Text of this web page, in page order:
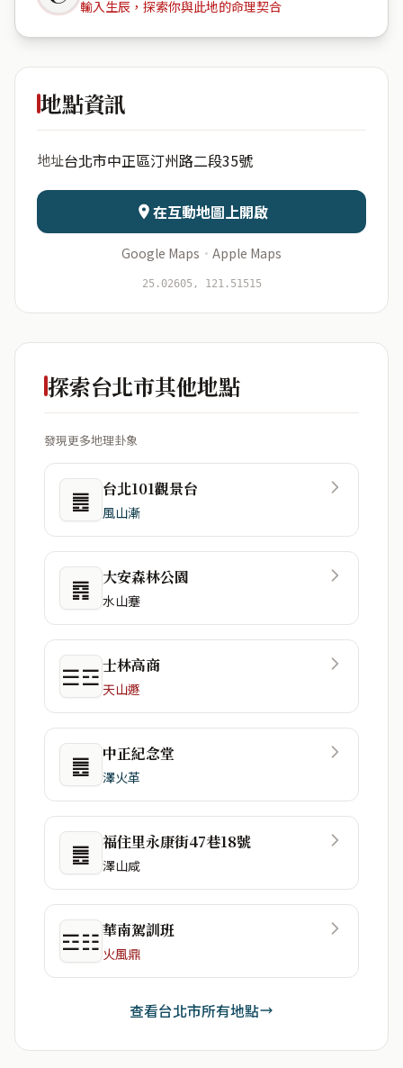
輸入生辰，探索你與此地的命理契合
力麒麒御
日期 出生時辰
資料僅用於即時分析，不會儲存於伺服器
地點資訊
地址台北市中正區汀州路二段35號
在互動地圖上開啟
Google Maps · Apple Maps
25.02605, 121.51515
探索台北市其他地點
發現更多地理卦象
䷌ 台北101觀景台
風山漸
䷴ 大安森林公園
水山蹇
☰☲士林高商
天山遯
䷌ 中正紀念堂
澤火革
䷌ 福住里永康街47巷18號
澤山咸
☲☷華南駕訓班
火風鼎
查看台北市所有地點